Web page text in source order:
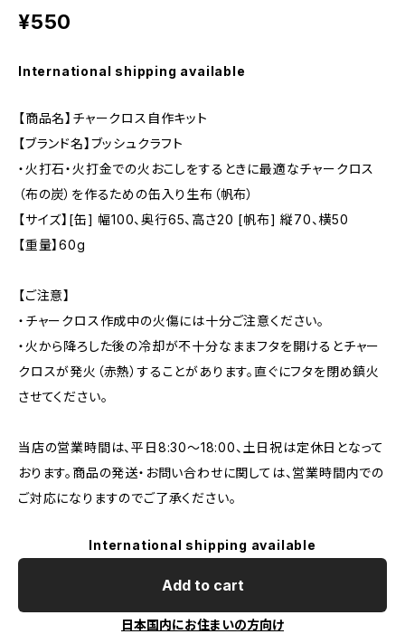
¥550
International shipping available
【商品名】チャークロス自作キット
【ブランド名】ブッシュクラフト
・火打石・火打金での火おこしをするときに最適なチャークロス
（布の炭）を作るための缶入り生布（帆布）
【サイズ】[缶] 幅100、奥行65、高さ20 [帆布] 縦70、横50
【重量】60g
【ご注意】
・チャークロス作成中の火傷には十分ご注意ください。
・火から降ろした後の冷却が不十分なままフタを開けるとチャー
クロスが発火（赤熱）することがあります。直ぐにフタを閉め鎮火
させてください。
当店の営業時間は、平日8:30～18:00、土日祝は定休日となって
おります。商品の発送・お問い合わせに関しては、営業時間内での
ご対応になりますのでご了承ください。
International shipping available
Add to cart
日本国内にお住まいの方向け